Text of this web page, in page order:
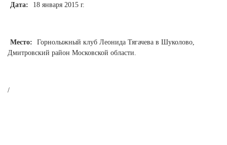
Дата: 18 января 2015 г.
Место:
Горнолыжный клуб Леонида Тягачева в Шуколово,
Дмитровский район Московской области.
/